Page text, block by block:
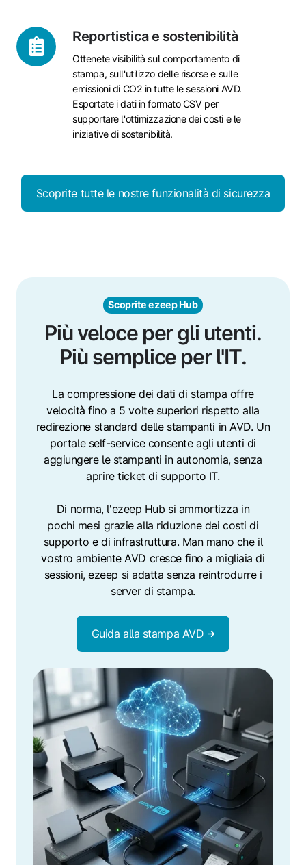
Reportistica e sostenibilità
Ottenete visibilità sul comportamento di
stampa, sull'utilizzo delle risorse e sulle
emissioni di CO2 in tutte le sessioni AVD.
Esportate i dati in formato CSV per
supportare l'ottimizzazione dei costi e le
iniziative di sostenibilità.
Reportistica
e
sostenibilità
Scoprite tutte le nostre funzionalità di sicurezza
Scoprite ezeep Hub
Più veloce per gli utenti.
Più semplice per l'IT.
La compressione dei dati di stampa offre
velocità fino a 5 volte superiori rispetto alla
redirezione standard delle stampanti in AVD. Un
portale self-service consente agli utenti di
aggiungere le stampanti in autonomia, senza
aprire ticket di supporto IT.
Di norma, l'ezeep Hub si ammortizza in
pochi mesi grazie alla riduzione dei costi di
supporto e di infrastruttura. Man mano che il
vostro ambiente AVD cresce fino a migliaia di
sessioni, ezeep si adatta senza reintrodurre i
server di stampa.
Guida alla stampa AVD